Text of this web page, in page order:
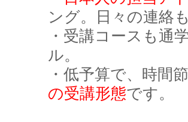
ング。日々の連絡
・受講コースも通
ル。
・低予算で、時間
の受講形態です。